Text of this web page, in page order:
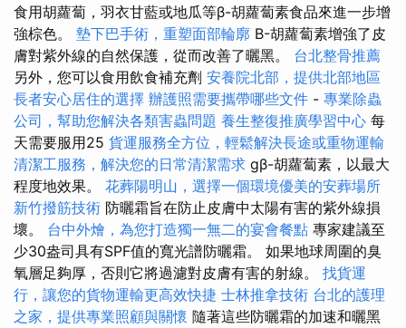
食用胡蘿蔔，羽衣甘藍或地瓜等β-胡蘿蔔素食品來進一步增
強棕色。 墊下巴手術，重塑面部輪廓 Β-胡蘿蔔素增強了皮
膚對紫外線的自然保護，從而改善了曬黑。 台北整骨推薦
另外，您可以食用飲食補充劑 安養院北部，提供北部地區
長者安心居住的選擇 辦護照需要攜帶哪些文件 - 專業除蟲
公司，幫助您解決各類害蟲問題 養生整復推廣學習中心 每
天需要服用25 貨運服務全方位，輕鬆解決長途或重物運輸
清潔工服務，解決您的日常清潔需求 gβ-胡蘿蔔素，以最大
程度地效果。 花葬陽明山，選擇一個環境優美的安葬場所
新竹撥筋技術 防曬霜旨在防止皮膚中太陽有害的紫外線損
壞。 台中外燴，為您打造獨一無二的宴會餐點 專家建議至
少30盎司具有SPF值的寬光譜防曬霜。 如果地球周圍的臭
氧層足夠厚，否則它將過濾對皮膚有害的射線。 找貨運
行，讓您的貨物運輸更高效快捷 士林推拿技術 台北的護理
之家，提供專業照顧與關懷 隨著這些防曬霜的加速和曬黑